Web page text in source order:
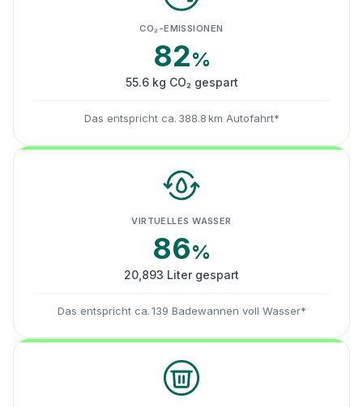
CO₂-EMISSIONEN
82%
55.6 kg CO₂ gespart
Das entspricht ca. 388.8 km Autofahrt*
VIRTUELLES WASSER
86%
20,893 Liter gespart
Das entspricht ca. 139 Badewannen voll Wasser*